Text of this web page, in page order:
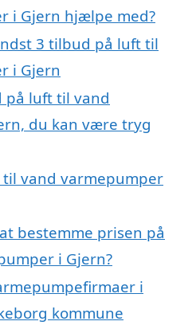
i Gjern hjælpe med?
3 tilbud på luft til
i Gjern
på luft til vand
du kan være tryg
vand varmepumper
bestemme prisen på
i Gjern?
i
kommune